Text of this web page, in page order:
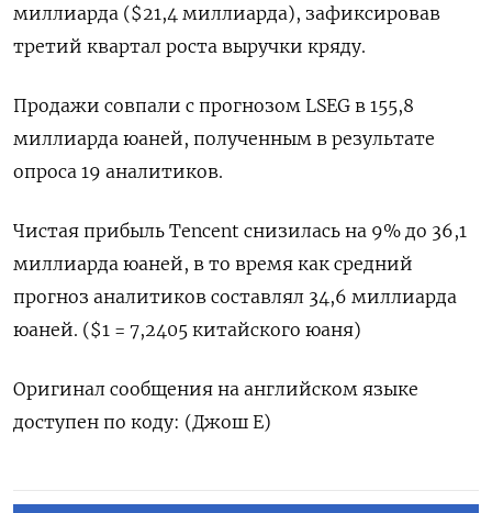
миллиарда ($21,4 миллиарда), зафиксировав
третий квартал роста выручки кряду.
Продажи совпали с прогнозом LSEG в 155,8
миллиарда юаней, полученным в результате
опроса 19 аналитиков.
Чистая прибыль Tencent снизилась на 9% до 36,1
миллиарда юаней, в то время как средний
прогноз аналитиков составлял 34,6 миллиарда
юаней. ($1 = 7,2405 китайского юаня)
Оригинал сообщения на английском языке
доступен по коду: (Джош Е)